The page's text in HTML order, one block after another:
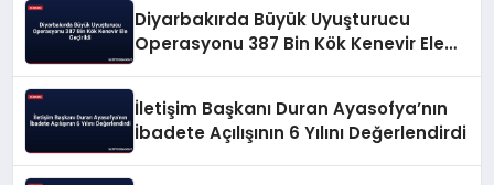
Diyarbakırda Büyük Uyuşturucu
Operasyonu 387 Bin Kök Kenevir Ele
İletişim Başkanı Duran Ayasofya’nın
İbadete Açılışının 6 Yılını Değerlendirdi